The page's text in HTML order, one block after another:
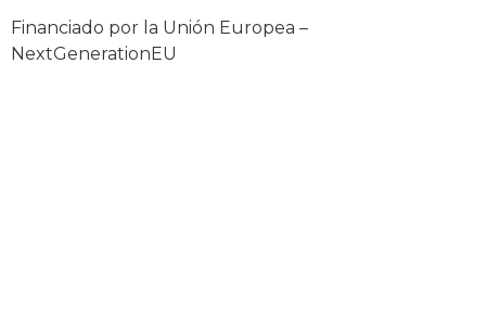
Financiado por la Unión Europea –
NextGenerationEU